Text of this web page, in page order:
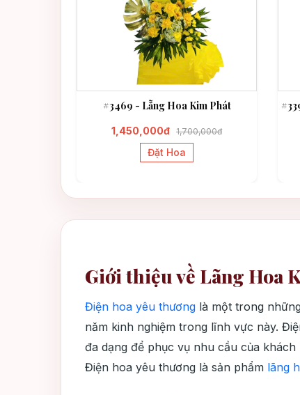
#3469 - Lẵng Hoa Kim Phát
1,450,000đ 1,700,000đ
Đặt Hoa
Giới thiệu về Lãng Hoa
Điện hoa yêu thương là một trong
năm kinh nghiệm trong lĩnh vực này.
đa dạng để phục vụ nhu cầu của
Điện hoa yêu thương là sản phẩm lãng